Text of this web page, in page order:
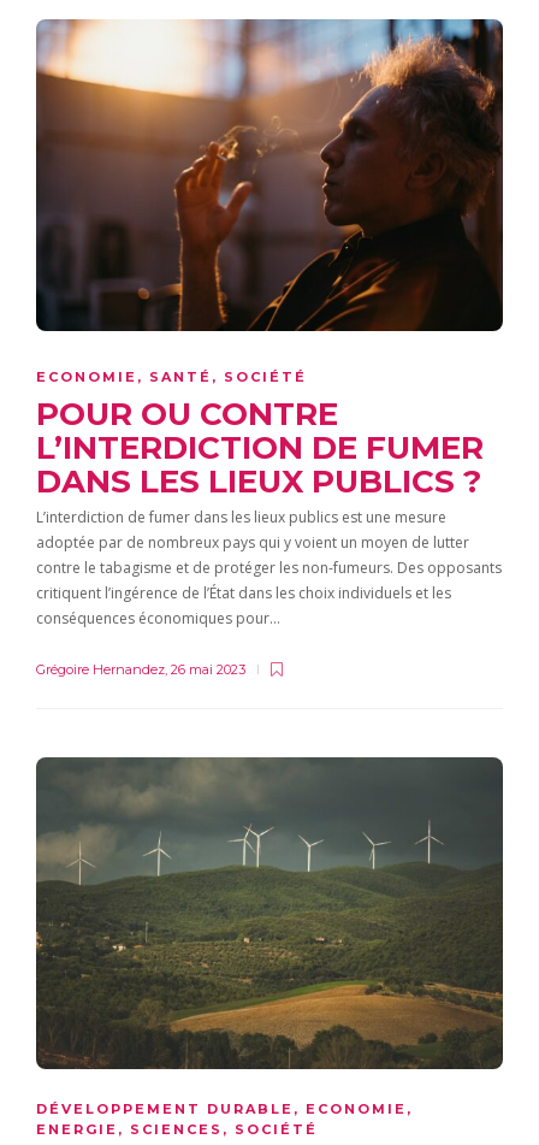
ECONOMIE , SANTÉ , SOCIÉTÉ
POUR OU CONTRE
L’INTERDICTION DE FUMER
DANS LES LIEUX PUBLICS ?
L’interdiction de fumer dans les lieux publics est une mesure
adoptée par de nombreux pays qui y voient un moyen de lutter
contre le tabagisme et de protéger les non-fumeurs. Des opposants
critiquent l’ingérence de l’État dans les choix individuels et les
conséquences économiques pour…
Grégoire Hernandez, 26 mai 2023
DÉVELOPPEMENT DURABLE , ECONOMIE ,
ENERGIE , SCIENCES , SOCIÉTÉ